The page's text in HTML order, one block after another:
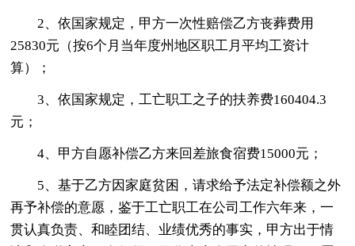
2、依国家规定，甲方一次性赔偿乙方丧葬费用
25830元（按6个月当年度州地区职工月平均工资计
算）；
3、依国家规定，工亡职工之子的扶养费160404.3
元；
4、甲方自愿补偿乙方来回差旅食宿费15000元；
5、基于乙方因家庭贫困，请求给予法定补偿额之外
再予补偿的意愿，鉴于工亡职工在公司工作六年来，一
贯认真负责、和睦团结、业绩优秀的事实，甲方出于情